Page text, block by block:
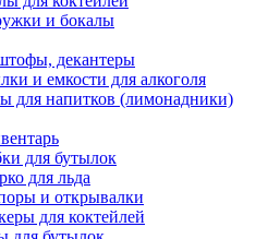
и бокалы
декантеры
и емкости для алкоголя
для напитков (лимонадники)
для бутылок
для льда
и открывалки
для коктейлей